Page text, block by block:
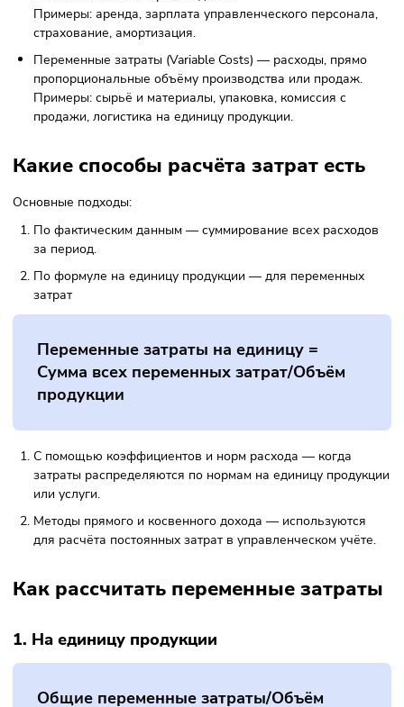
Что такое постоянные и
затраты
Постоянные затраты (Fixed Costs) — расходы,
Примеры: аренда, зарплата управленческого
страхование, амортизация.
Переменные затраты (Variable Costs) — расходы,
пропорциональные объёму производства или продаж.
Примеры: сырьё и материалы, упаковка, комиссия с
продажи, логистика на единицу продукции.
Какие способы расчёта затрат
Основные подходы:
По фактическим данным — суммирование всех
По формуле на единицу продукции — для переменных
Переменные затраты на единицу =
Сумма всех переменных затрат/Объём
С помощью коэффициентов и норм расхода — когда
затраты распределяются по нормам на единицу
или услуги.